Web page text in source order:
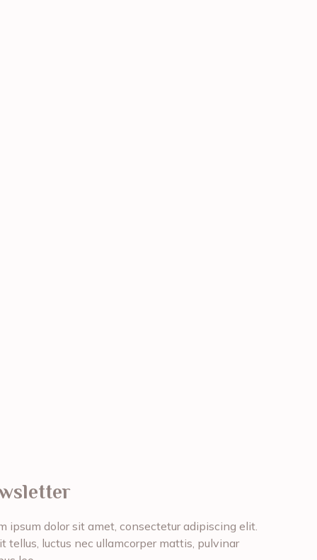
ipsum dolor sit amet, consectetur adipiscing elit.
tellus, luctus nec ullamcorper mattis, pulvinar